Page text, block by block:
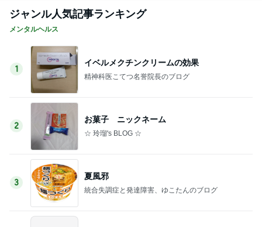
ジャンル人気記事ランキング
メンタルヘルス
1
イベルメクチンクリームの効果
精神科医こてつ名誉院長のブログ
2
お菓子 ニックネーム
☆ 玲瑠's BLOG ☆
3
夏風邪
統合失調症と発達障害、ゆこたんのブログ